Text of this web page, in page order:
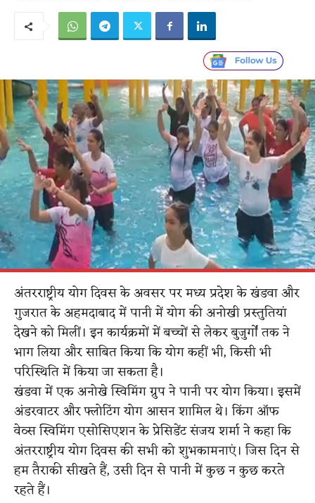
अंतरराष्ट्रीय योग दिवस के अवसर पर मध्य प्रदेश के खंडवा और
गुजरात के अहमदाबाद में पानी में योग की अनोखी प्रस्तुतियां
देखने को मिलीं। इन कार्यक्रमों में बच्चों से लेकर बुजुर्गों तक ने
भाग लिया और साबित किया कि योग कहीं भी, किसी भी
परिस्थिति में किया जा सकता है।
खंडवा में एक अनोखे स्विमिंग ग्रुप ने पानी पर योग किया। इसमें
अंडरवाटर और फ्लोटिंग योग आसन शामिल थे। किंग ऑफ
वेव्स स्विमिंग एसोसिएशन के प्रेसिडेंट संजय शर्मा ने कहा कि
अंतरराष्ट्रीय योग दिवस की सभी को शुभकामनाएं। जिस दिन से
हम तैराकी सीखते हैं, उसी दिन से पानी में कुछ न कुछ करते
रहते हैं।